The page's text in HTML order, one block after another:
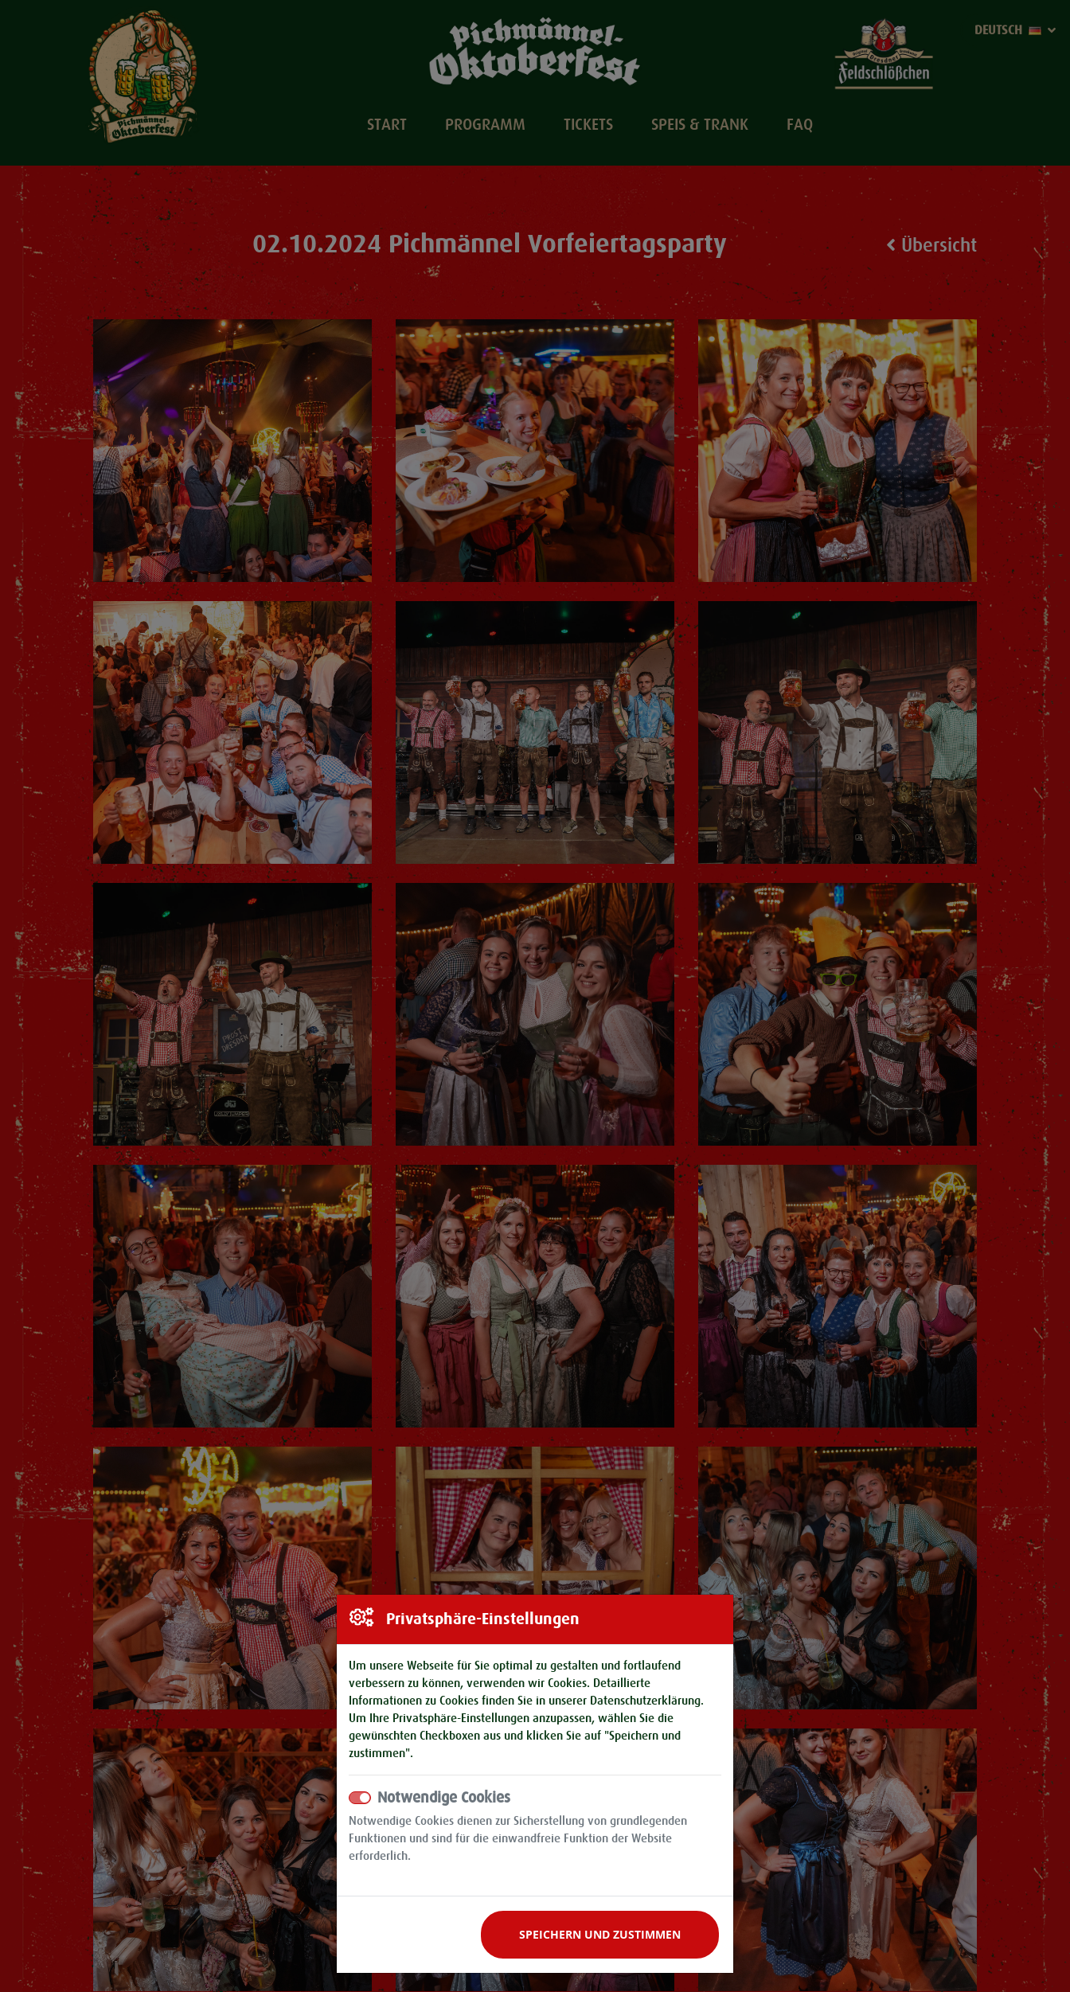
Privatsphäre-Einstellungen
Um unsere Webseite für Sie optimal zu gestalten und fortlaufend
verbessern zu können, verwenden wir Cookies. Detaillierte
Informationen zu Cookies finden Sie in unserer Datenschutzerklärung.
Um Ihre Privatsphäre-Einstellungen anzupassen, wählen Sie die
gewünschten Checkboxen aus und klicken Sie auf "Speichern und
zustimmen".
Notwendige Cookies
Notwendige Cookies dienen zur Sicherstellung von grundlegenden
Funktionen und sind für die einwandfreie Funktion der Website
erforderlich.
SPEICHERN UND ZUSTIMMEN
START PROGRAMM TICKETS SPEIS & TRANK FAQ
DEUTSCH
02.10.2024 Pichmännel Vorfeiertagsparty Übersicht